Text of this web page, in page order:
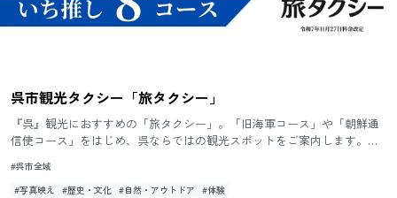
呉市観光タクシー「旅タクシー」
『呉』観光におすすめの「旅タクシー」。「旧海軍コース」や「朝鮮通
信使コース」をはじめ、呉ならではの観光スポットをご案内します。呉
#呉市全域
#写真映え #歴史・文化 #自然・アウトドア #体験